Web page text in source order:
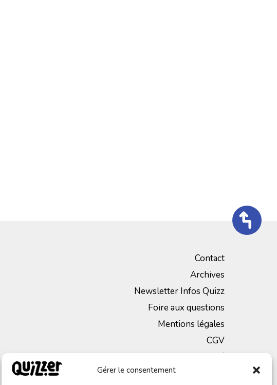
Gérer le consentement
Contact
Archives
Newsletter Infos Quizz
Foire aux questions
Mentions légales
CGV
Politique de Confidentialité